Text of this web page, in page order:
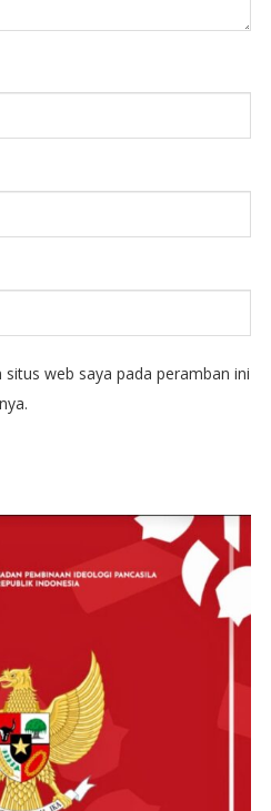
web saya pada peramban ini